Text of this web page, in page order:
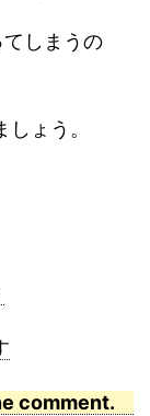
しまうの
ょう。
comment.